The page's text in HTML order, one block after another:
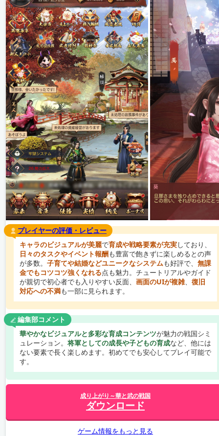
プレイヤーの評価・レビュー
キャラのビジュアルが美麗で育成や戦略要素が充実しており、
日々のタスクやイベント報酬も豊富で飽きずに楽しめるとの声
が多数。 子育てや結婚などユニークなシステムも好評で、 無課
金でもコツコツ強くなれる点も魅力。チュートリアルやガイド
が親切で初心者でも入りやすい反面、 画面のUIが複雑、 復旧
対応への不満も一部に見られます。
編集部コメント
華やかなビジュアルと多彩な育成コンテンツが魅力の戦国シミ
ュレーション。 将軍としての成長や子どもの育成など、他には
ない要素で長く楽しめます。初めてでも安心してプレイ可能で
す。
成り上がり～華と武の戦国
ダウンロード
ゲーム情報をもっと見る